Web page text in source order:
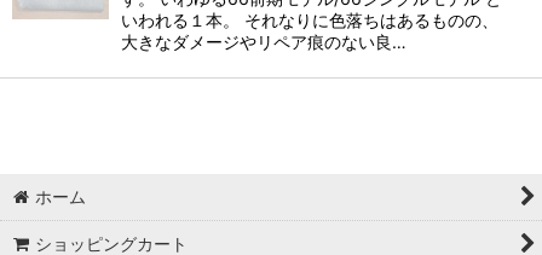
いわれる１本。 それなりに色落ちはあるものの、
大きなダメージやリペア痕のない良…
ホーム
ショッピングカート